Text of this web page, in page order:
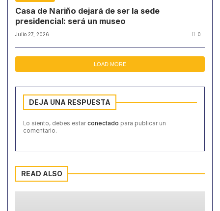
Casa de Nariño dejará de ser la sede
presidencial: será un museo
Julio 27, 2026 0
LOAD MORE
DEJA UNA RESPUESTA
Lo siento, debes estar conectado para publicar un
comentario.
READ ALSO